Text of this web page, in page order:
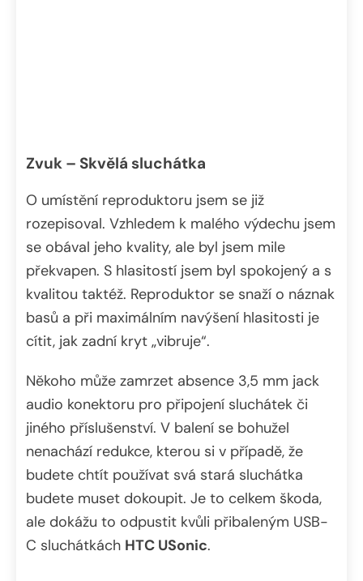
Zvuk – Skvělá sluchátka
O umístění reproduktoru jsem se již
rozepisoval. Vzhledem k malého výdechu jsem
se obával jeho kvality, ale byl jsem mile
překvapen. S hlasitostí jsem byl spokojený a s
kvalitou taktéž. Reproduktor se snaží o náznak
basů a při maximálním navýšení hlasitosti je
cítit, jak zadní kryt „vibruje“.
Někoho může zamrzet absence 3,5 mm jack
audio konektoru pro připojení sluchátek či
jiného příslušenství. V balení se bohužel
nenachází redukce, kterou si v případě, že
budete chtít používat svá stará sluchátka
budete muset dokoupit. Je to celkem škoda,
ale dokážu to odpustit kvůli přibaleným USB-
C sluchátkách HTC USonic.